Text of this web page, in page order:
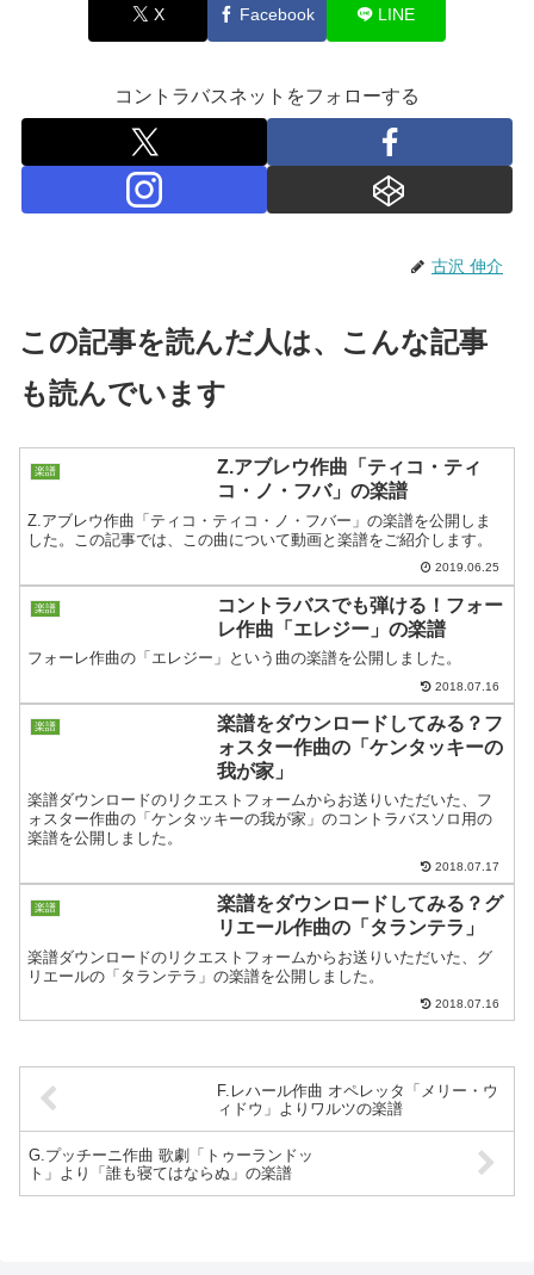
X Facebook LINE
コントラバスネットをフォローする
古沢 伸介
この記事を読んだ人は、こんな記事
も読んでいます
楽譜
Z.アブレウ作曲「ティコ・ティ
コ・ノ・フバ」の楽譜
Z.アブレウ作曲「ティコ・ティコ・ノ・フバー」の楽譜を公開しま
した。この記事では、この曲について動画と楽譜をご紹介します。
2019.06.25
楽譜
コントラバスでも弾ける！フォー
レ作曲「エレジー」の楽譜
フォーレ作曲の「エレジー」という曲の楽譜を公開しました。
2018.07.16
楽譜
楽譜をダウンロードしてみる？フ
ォスター作曲の「ケンタッキーの
我が家」
楽譜ダウンロードのリクエストフォームからお送りいただいた、フ
ォスター作曲の「ケンタッキーの我が家」のコントラバスソロ用の
楽譜を公開しました。
2018.07.17
楽譜
楽譜をダウンロードしてみる？グ
リエール作曲の「タランテラ」
楽譜ダウンロードのリクエストフォームからお送りいただいた、グ
リエールの「タランテラ」の楽譜を公開しました。
2018.07.16
F.レハール作曲 オペレッタ「メリー・ウ
ィドウ」よりワルツの楽譜
G.プッチーニ作曲 歌劇「トゥーランドッ
ト」より「誰も寝てはならぬ」の楽譜